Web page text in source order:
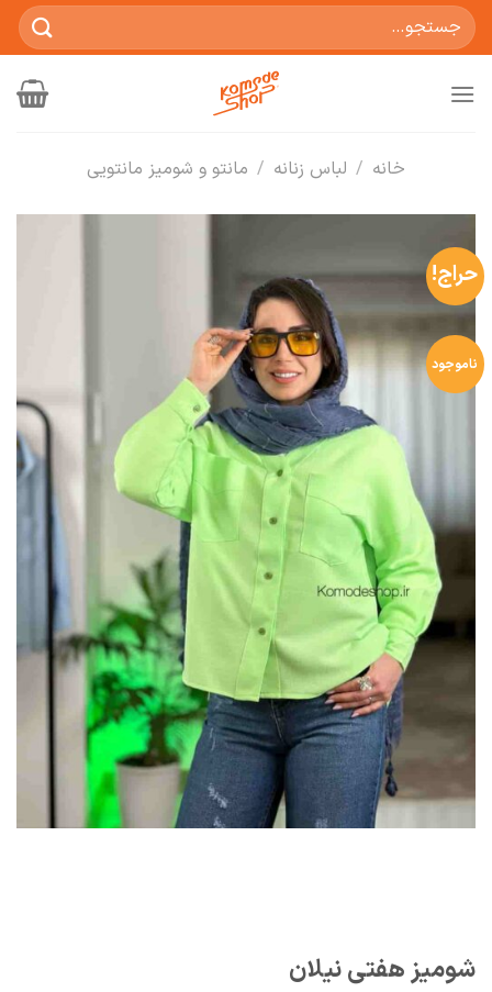
جستجو
برای:
خانه / لباس زنانه / مانتو و شومیز مانتویی
حراج!
ناموجود
شومیز هفتی نیلان